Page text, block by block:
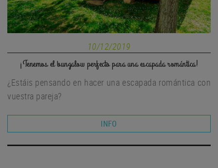
10/12/2019
¡Tenemos el bungalow perfecto para una escapada romántica!
¿Estáis pensando en hacer una escapada romántica con
vuestra pareja?
INFO